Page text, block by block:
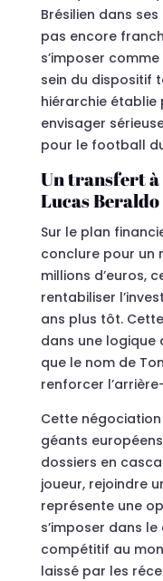
Brésilien dans
pas encore
s’imposer
sein du dispositif
hiérarchie établie
envisager
pour le football
Un transfert à
Lucas Beraldo
Sur le plan
conclure pour un
millions d’euros,
rentabiliser
ans plus tôt.
dans une logique
que le nom de
renforcer
Cette
géants
dossiers en
joueur, rejoindre
représente une
s’imposer dans
compétitif au
laissé par les